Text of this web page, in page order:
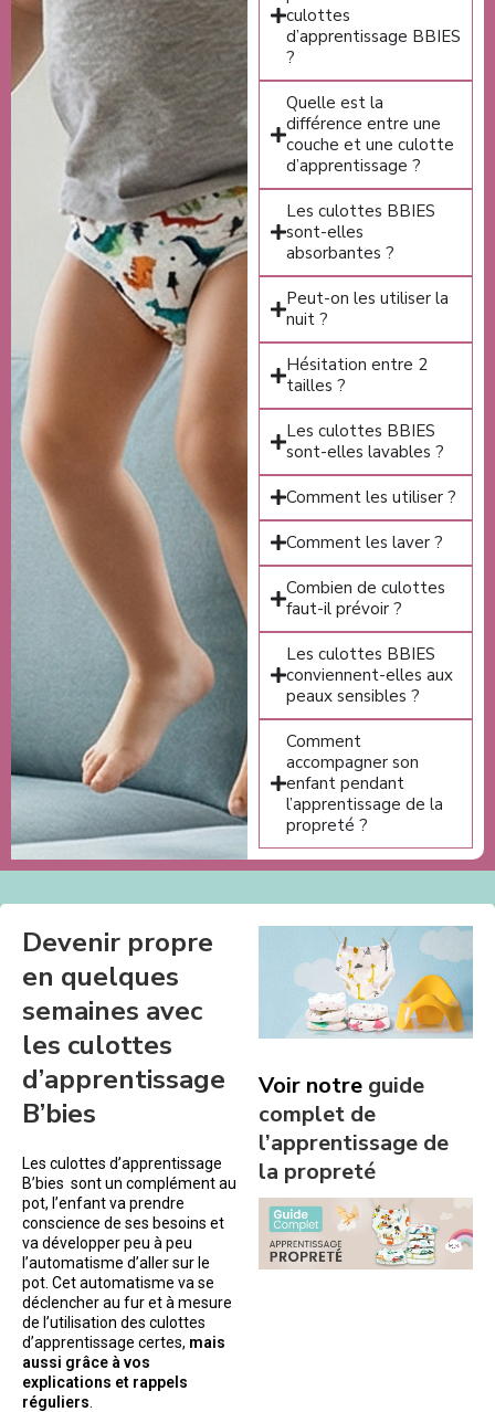
culottes
d’apprentissage BBIES
?
Quelle est la
différence entre une
couche et une culotte
d’apprentissage ?
Les culottes BBIES
sont-elles
absorbantes ?
Peut-on les utiliser la
nuit ?
Hésitation entre 2
tailles ?
Les culottes BBIES
sont-elles lavables ?
Comment les utiliser ?
Comment les laver ?
Combien de culottes
faut-il prévoir ?
Les culottes BBIES
conviennent-elles aux
peaux sensibles ?
Comment
accompagner son
enfant pendant
l’apprentissage de la
propreté ?
Devenir propre
en quelques
semaines avec
les culottes
d’apprentissage
B’bies
Les culottes d’apprentissage
B’bies sont un complément au
pot, l’enfant va prendre
conscience de ses besoins et
va développer peu à peu
l’automatisme d’aller sur le
pot. Cet automatisme va se
déclencher au fur et à mesure
de l’utilisation des culottes
d’apprentissage certes, mais
aussi grâce à vos
explications et rappels
réguliers
Voir notre guide
complet de
l’apprentissage de
la propreté